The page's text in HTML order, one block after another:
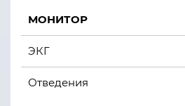
МОНИТОР
ЭКГ
Отведения